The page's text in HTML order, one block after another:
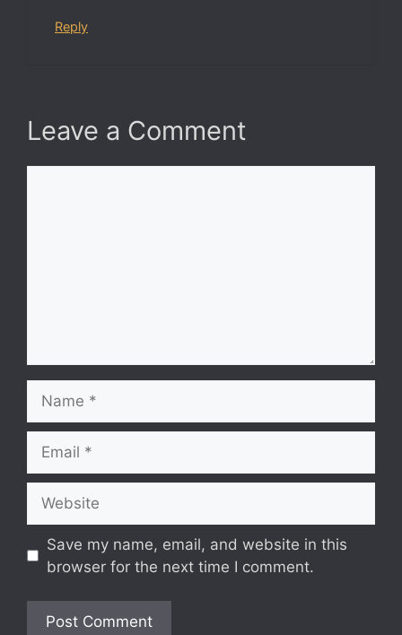
Reply
Leave a Comment
Save my name, email, and website in this
browser for the next time I comment.